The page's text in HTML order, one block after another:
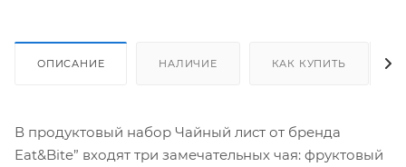
ОПИСАНИЕ НАЛИЧИЕ КАК КУПИТЬ
В продуктовый набор Чайный лист от бренда
Eat&Bite” входят три замечательных чая: фруктовый